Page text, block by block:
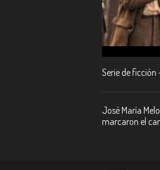
Serie de ficción
José María
marcaron el